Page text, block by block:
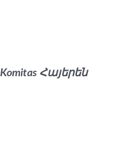
Komitas Հայերեն